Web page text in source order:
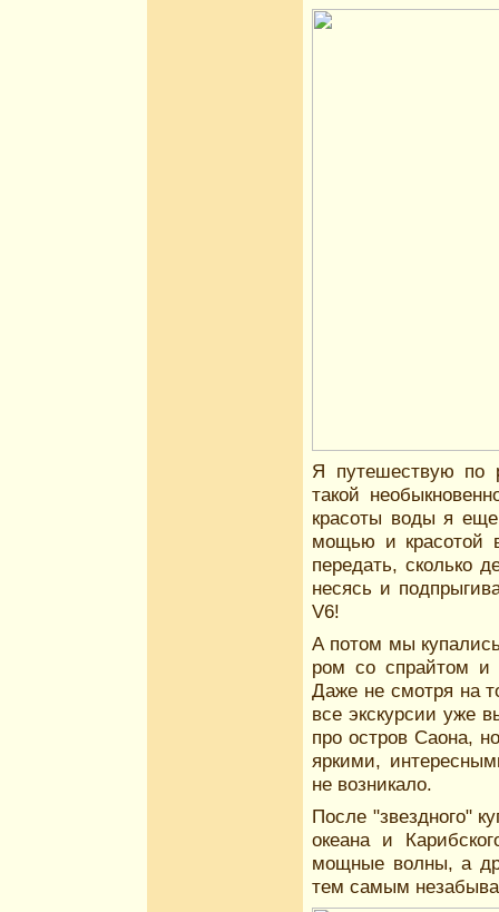
Я путешествую по
такой
красоты воды я
мощью и красотой
передать, сколько
несясь и
V6!
А потом мы
ром со спрайтом и
Даже не смотря на
все экскурсии уже
про остров Саона,
яркими,
не возникало.
После "звездного"
океана и
мощные волны, а
тем самым